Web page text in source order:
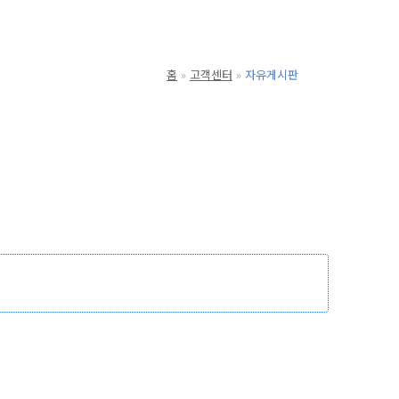
홈 고객센터 자유게시판